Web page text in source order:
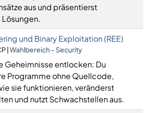
aus und präsentierst
und Binary Exploitation (REE)
|Wahlbereich – Security
Geheimnisse entlocken: Du
Programme ohne Quellcode,
sie funktionieren, veränderst
und nutzt Schwachstellen aus.